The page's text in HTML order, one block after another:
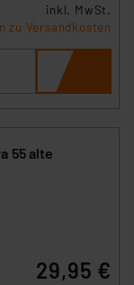
inkl. MwSt.
zu Versandkosten
55 alte
29,95 €